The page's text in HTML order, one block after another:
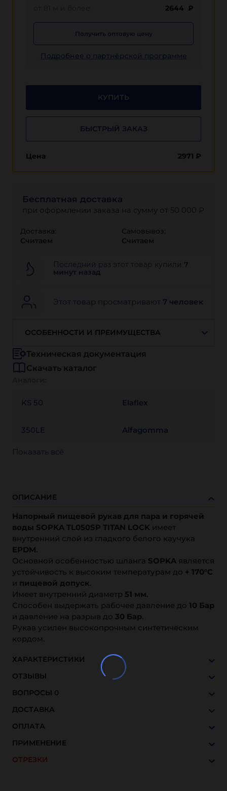
2644 ₽
Получить оптовую цену
Подробнее о партнёрской программе
КУПИТЬ
БЫСТРЫЙ ЗАКАЗ
Цена 2971 ₽
Бесплатная доставка
при оформлении заказа на сумму от 50 000 ₽
Доставка:
Считаем
Самовывоз:
Считаем
Последний раз этот товар купили 7
минут назад
Этот товар просматривают 7 человек
ОСОБЕННОСТИ И ПРЕИМУЩЕСТВА
Техническая документация
Скачать каталог
KS 50 Elaflex
350LE Alfagomma
Показать всё
ОПИСАНИЕ
Напорный пищевой рукав для пара и горячей
воды SOPKA TL050SP TITAN LOCK имеет
внутренний слой из гладкого белого каучука
EPDM.
Основной особенностью шланга SOPKA является
устойчивость к высоким температурам до + 170°С
и пищевой допуск.
Имеет внутренний диаметр 51 мм.
Способен выдержать рабочее давление до 10 Бар
и давление на разрыв до 30 Бар.
Рукав усилен высокопрочным синтетическим
кордом.
ХАРАКТЕРИСТИКИ
ОТЗЫВЫ
ВОПРОСЫ 0
ДОСТАВКА
ОПЛАТА
ПРИМЕНЕНИЕ
ОТРЕЗКИ